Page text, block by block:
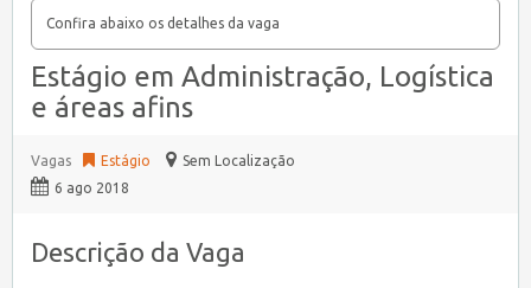
Confira abaixo os detalhes da vaga
Estágio em Administração, Logística
e áreas afins
Vagas Estágio
Sem Localização
6 ago 2018
Descrição da Vaga